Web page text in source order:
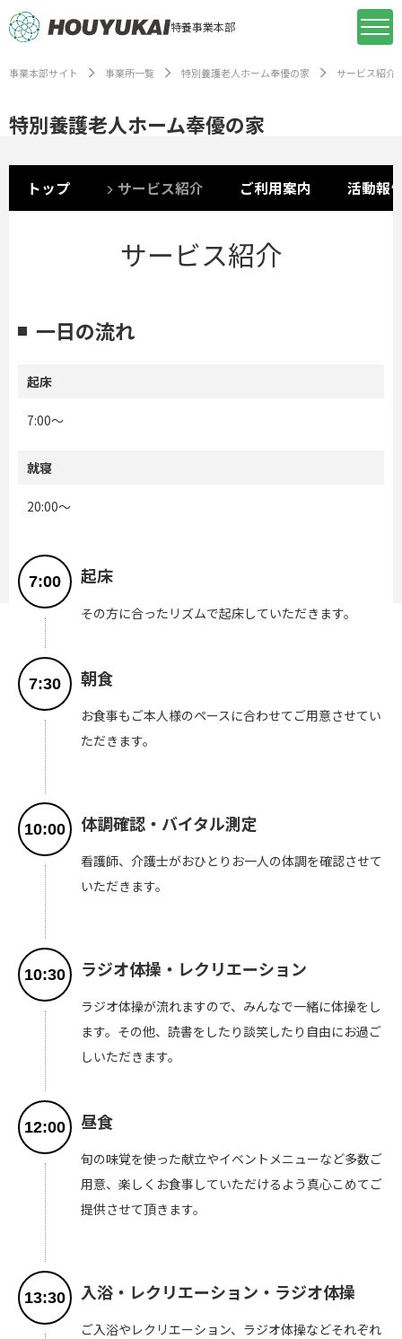
特養事業本部
事業本部サイト 事業所一覧 特別養護老人ホーム奉優の家 サービス紹介
特別養護老人ホーム奉優の家
トップ サービス紹介 ご利用案内 活動報
サービス紹介
一日の流れ
起床
7:00～
就寝
20:00～
7:00 起床
その方に合ったリズムで起床していただきます。
7:30 朝食
お食事もご本人様のペースに合わせてご用意させてい
ただきます。
10:00 体調確認・バイタル測定
看護師、介護士がおひとりお一人の体調を確認させて
いただきます。
10:30 ラジオ体操・レクリエーション
ラジオ体操が流れますので、みんなで一緒に体操をし
ます。その他、読書をしたり談笑したり自由にお過ご
しいただきます。
12:00 昼食
旬の味覚を使った献立やイベントメニューなど多数ご
用意、楽しくお食事していただけるよう真心こめてご
提供させて頂きます。
13:30 入浴・レクリエーション・ラジオ体操
ご入浴やレクリエーション、ラジオ体操などそれぞれ